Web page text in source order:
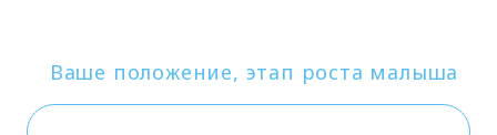
Ваше положение, этап роста малыша